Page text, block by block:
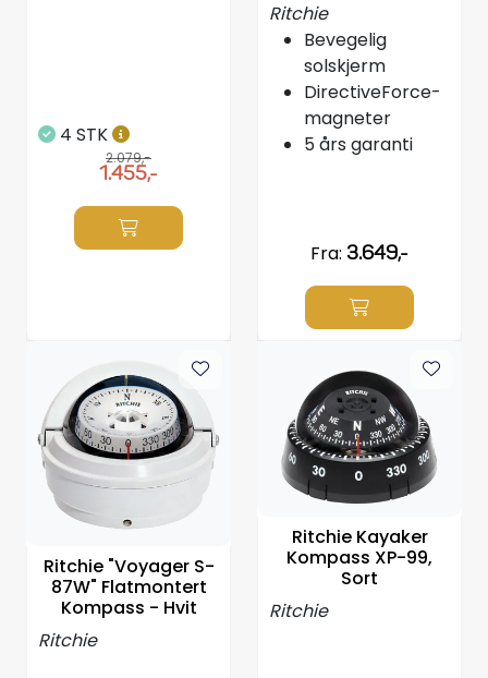
4 STK
2.079,-
1.455,-
Ritchie
Bevegelig
solskjerm
DirectiveForce-
magneter
5 års garanti
Fra: 3.649,-
Ritchie "Voyager S-
87W" Flatmontert
Kompass - Hvit
Ritchie
Ritchie Kayaker
Kompass XP-99,
Sort
Ritchie